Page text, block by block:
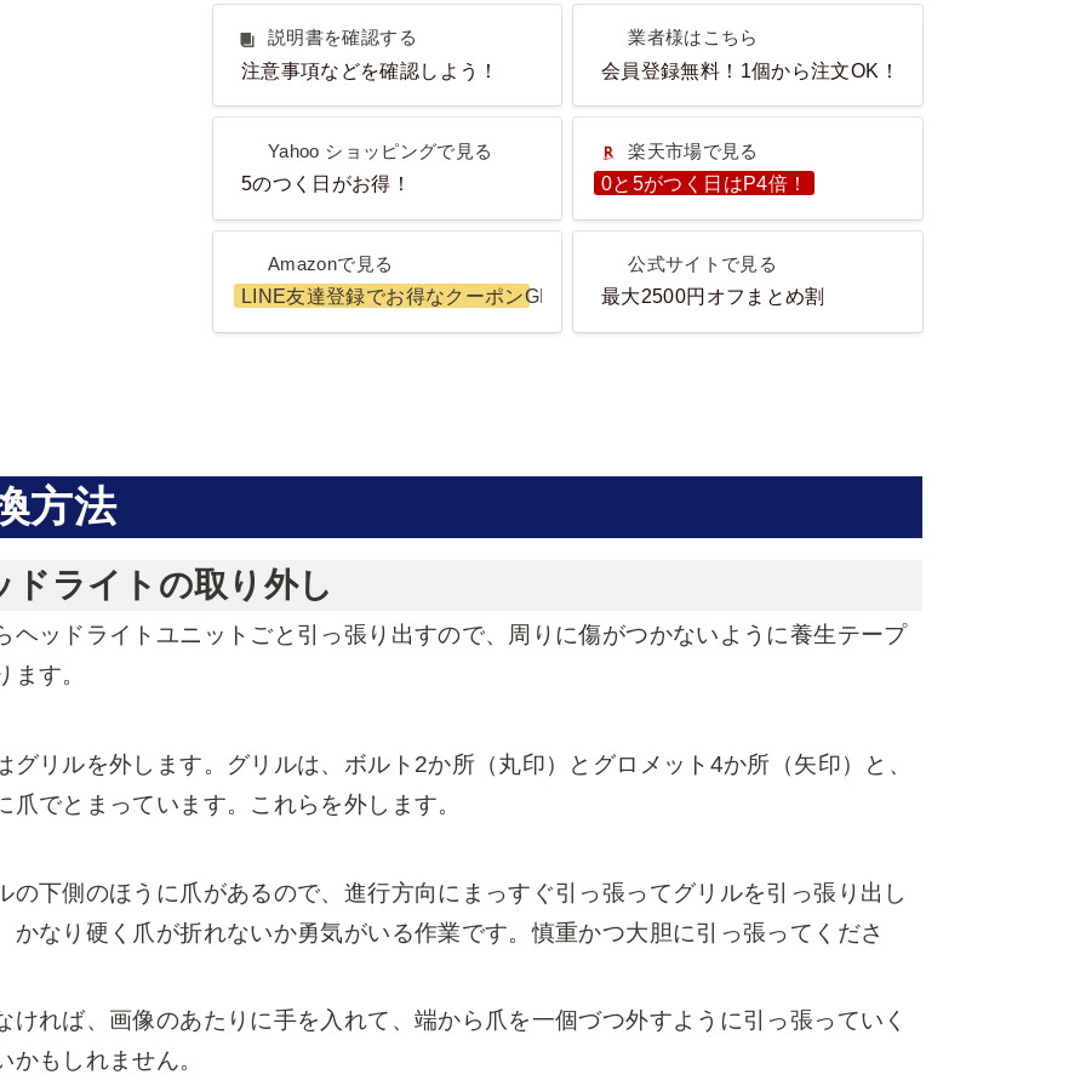
説明書を確認する
説明書を確認する
注意事項などを確認しよう！
業者様はこちら
業者様はこちら
会員登録無料！1個から注文OK！
Yahoo ショッピングで見る
Yahoo ショッピングで見る
5のつく日がお得！
楽天市場で見る
楽天市場で見る
0と5がつく日はP4倍！
Amazonで見る
Amazonで見る
LINE友達登録でお得なクーポンGET！
公式サイトで見る
公式サイトで見る
最大2500円オフまとめ割
方法
ドライトの取り外し
ヘッドライトユニットごと引っ張り出すので、周りに傷がつかないように養生テープ
ます。
グリルを外します。グリルは、ボルト2か所（丸印）とグロメット4か所（矢印）と、
爪でとまっています。これらを外します。
の下側のほうに爪があるので、進行方向にまっすぐ引っ張ってグリルを引っ張り出し
かなり硬く爪が折れないか勇気がいる作業です。慎重かつ大胆に引っ張ってくださ
ければ、画像のあたりに手を入れて、端から爪を一個づつ外すように引っ張っていく
かもしれません。